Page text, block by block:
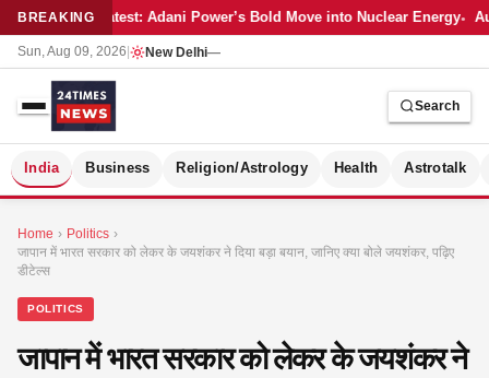
BREAKING Latest: Adani Power’s Bold Move into Nuclear Energy
Sun, Aug 09, 2026 New Delhi—
Search
India Business Religion/Astrology Health Astrotalk
Home › Politics ›
जापान में भारत सरकार को लेकर के जयशंकर ने दिया बड़ा बयान, जानिए क्या बोले जयशंकर, पढ़िए
डीटेल्स
POLITICS
जापान में भारत सरकार को लेकर के जयशंकर ने